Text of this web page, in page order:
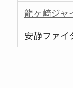
龍ヶ崎ジャ
安静ファイ